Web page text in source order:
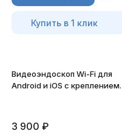
Купить в 1 клик
Видеоэндоскоп Wi-Fi для
Android и iOS с креплением
3 900 ₽